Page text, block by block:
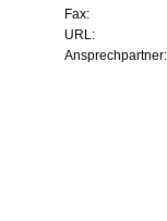
Fax:
URL: